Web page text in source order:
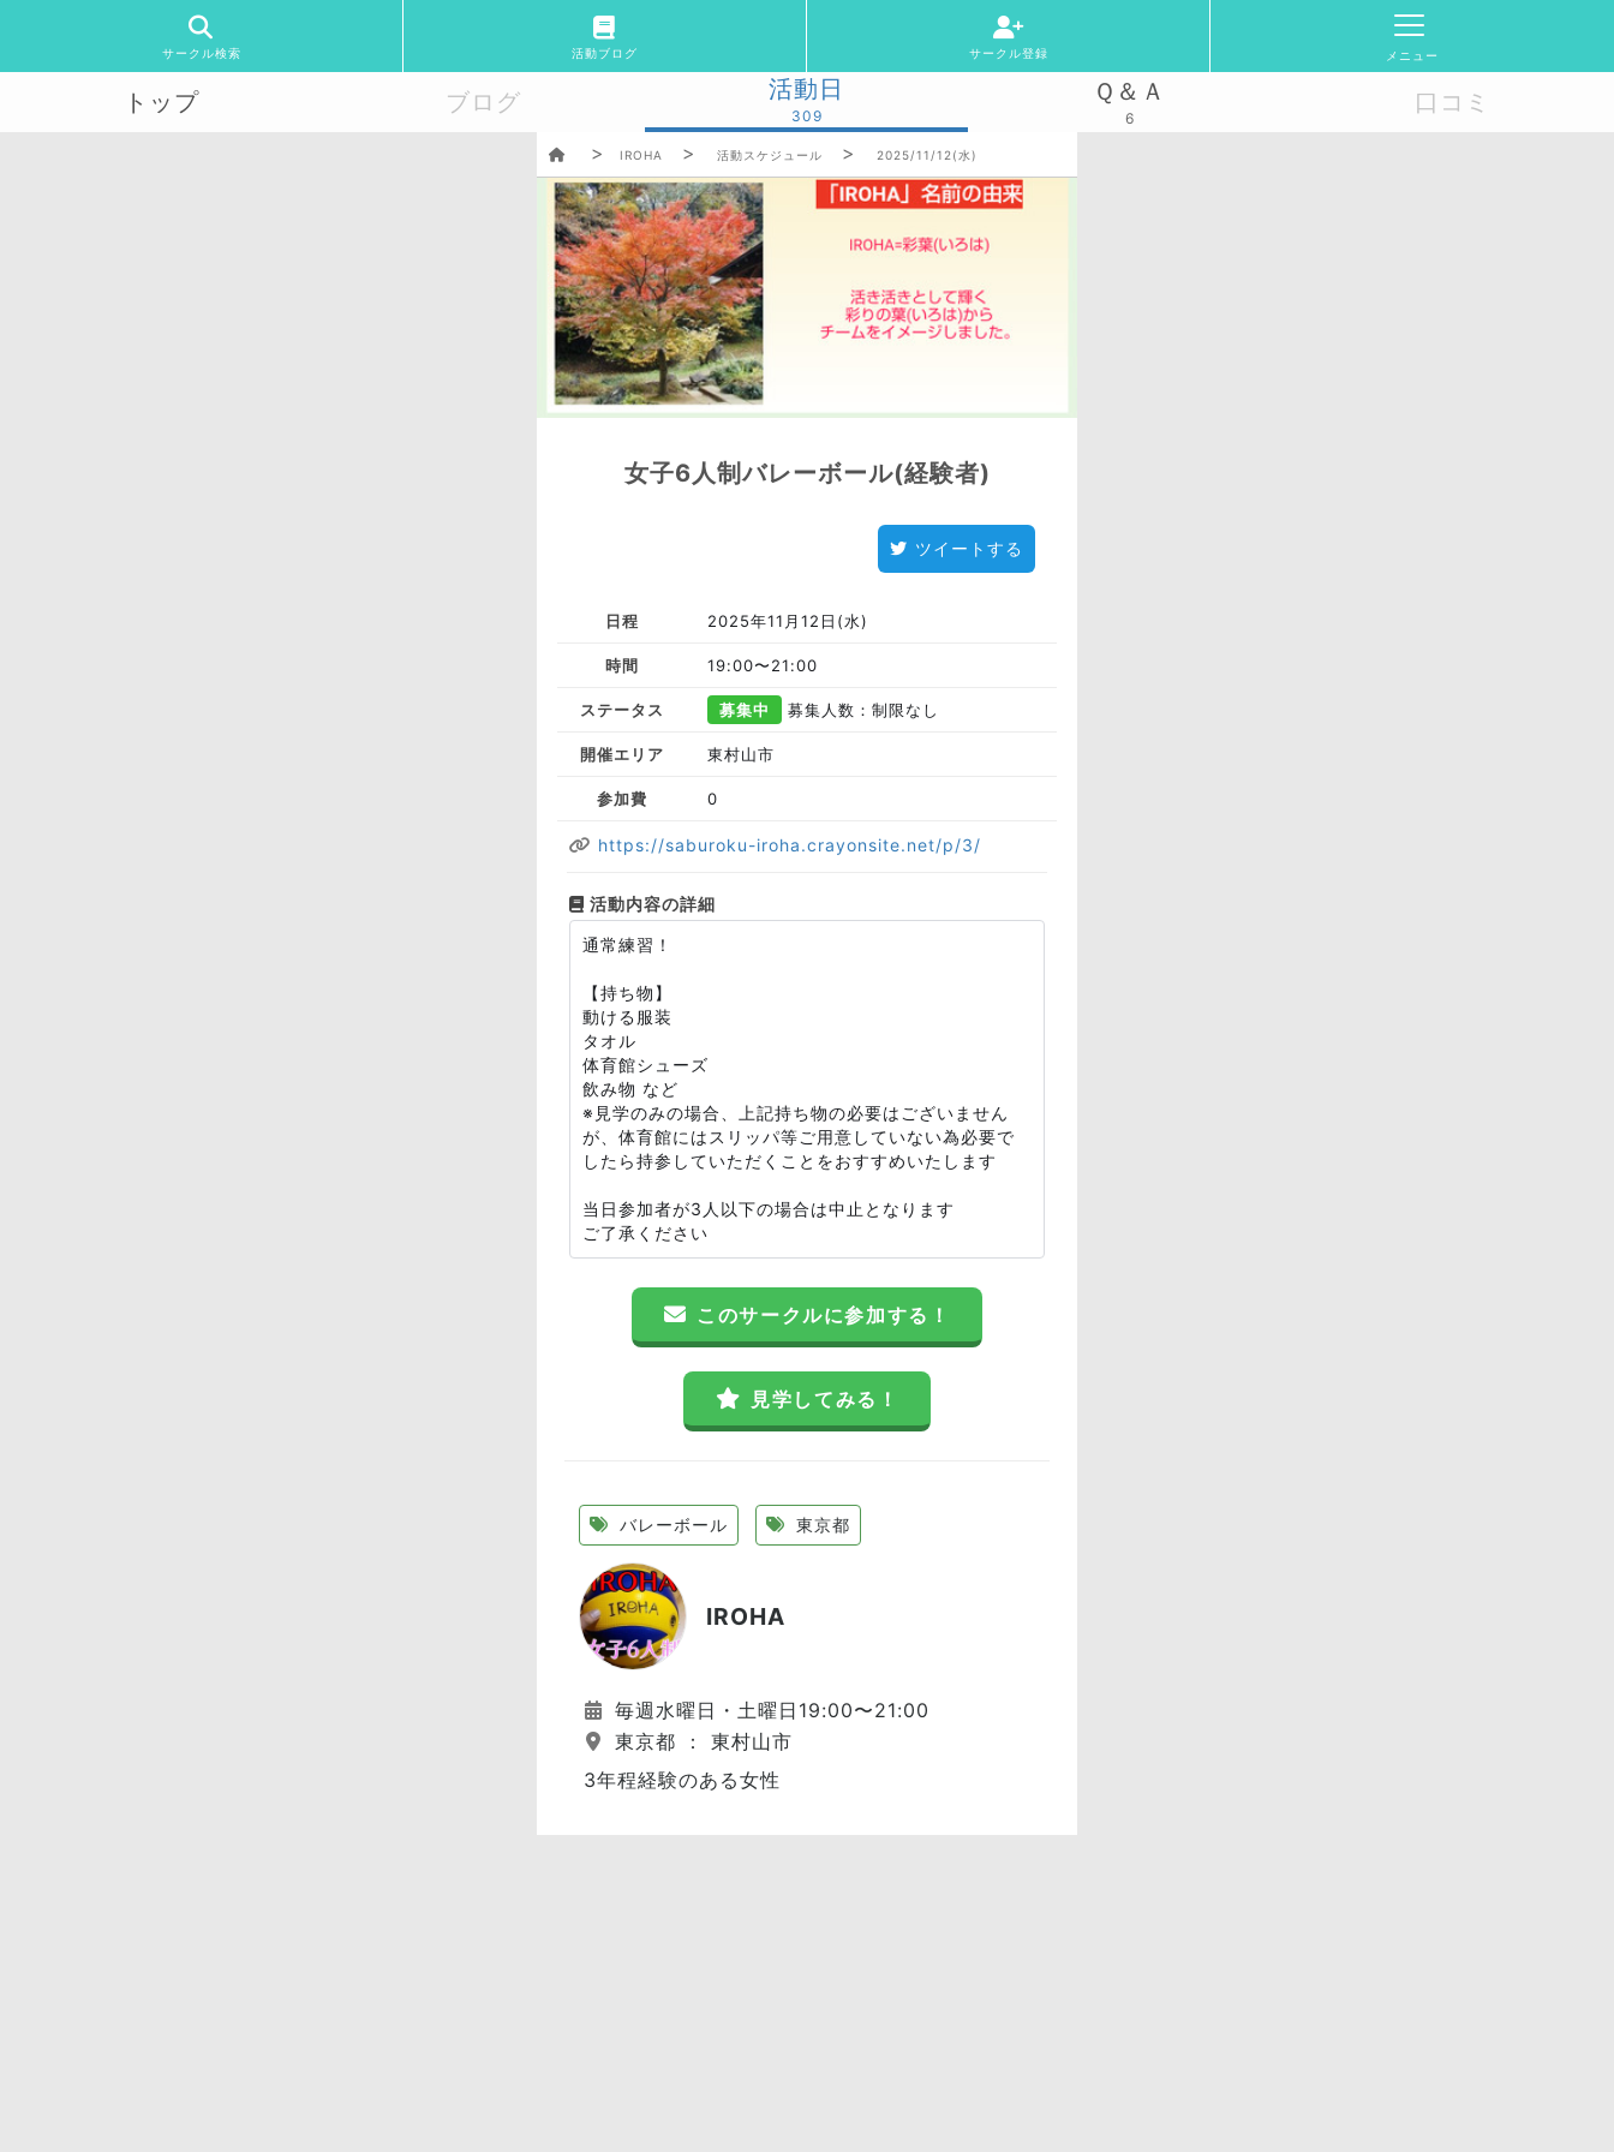
サークル検索 活動ブログ サークル登録 メニュー
トップ ブログ 活動日
309
Ｑ＆Ａ
6
口コミ
IROHA 活動スケジュール 2025/11/12(水)
女子6人制バレーボール(経験者)
ツイートする
日程 2025年11月12日(水)
時間 19:00〜21:00
ステータス 募集中 募集人数：制限なし
開催エリア 東村山市
参加費 0
https://saburoku-iroha.crayonsite.net/p/3/
活動内容の詳細
通常練習！
【持ち物】
動ける服装
タオル
体育館シューズ
飲み物 など
※見学のみの場合、上記持ち物の必要はございません
が、体育館にはスリッパ等ご用意していない為必要で
したら持参していただくことをおすすめいたします
当日参加者が3人以下の場合は中止となります
ご了承ください
このサークルに参加する！
見学してみる！
バレーボール 東京都
IROHA
毎週水曜日・土曜日19:00〜21:00
東京都 ： 東村山市
3年程経験のある女性